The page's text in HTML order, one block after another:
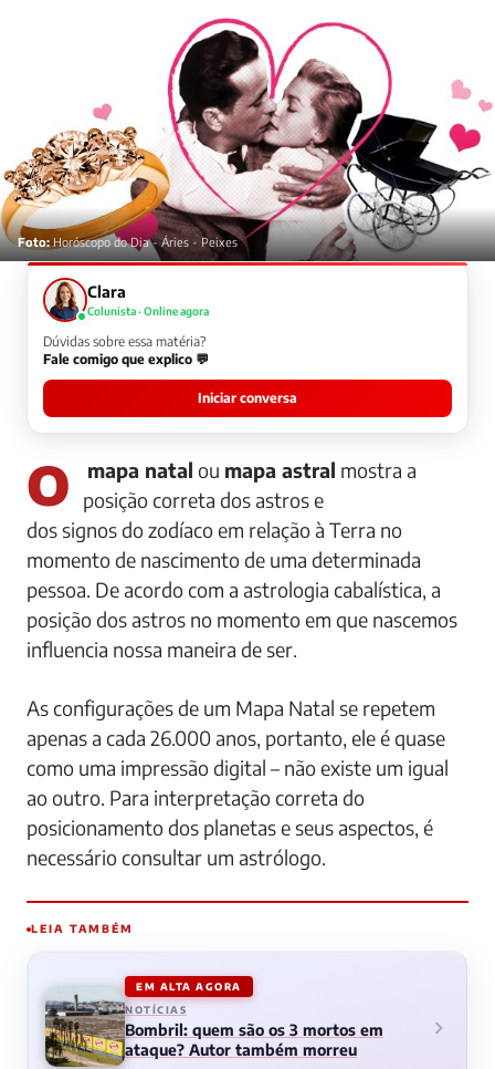
Foto:Horóscopo do Dia - Áries - Peixes
Clara
Colunista · Online agora
Dúvidas sobre essa matéria?
Fale comigo que explico 💬
Iniciar conversa
O mapa natal ou mapa astral mostra a
posição correta dos astros e
dos signos do zodíaco em relação à Terra no
momento de nascimento de uma determinada
pessoa. De acordo com a astrologia cabalística, a
posição dos astros no momento em que nascemos
influencia nossa maneira de ser.
As configurações de um Mapa Natal se repetem
apenas a cada 26.000 anos, portanto, ele é quase
como uma impressão digital – não existe um igual
ao outro. Para interpretação correta do
posicionamento dos planetas e seus aspectos, é
necessário consultar um astrólogo.
LEIA TAMBÉM
EM ALTA AGORA
NOTÍCIAS
Bombril: quem são os 3 mortos em
ataque? Autor também morreu